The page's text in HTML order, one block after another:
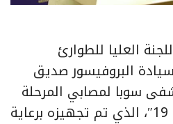
العليا للطوارئ
البروفيسور صديق
سوبا لمصابي المرحلة
الثانية بفيروس “كوفيد 19″، الذي تم تجهيزه برعاية